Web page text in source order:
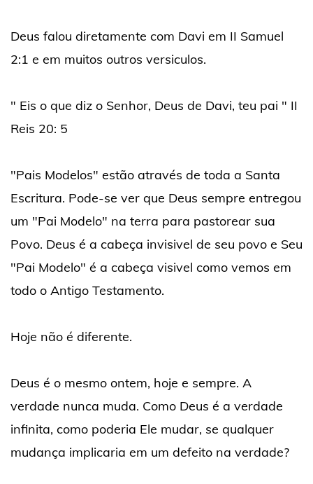
Deus falou diretamente com Davi em II Samuel
2:1 e em muitos outros versiculos.
" Eis o que diz o Senhor, Deus de Davi, teu pai " II
Reis 20: 5
"Pais Modelos" estão através de toda a Santa
Escritura. Pode-se ver que Deus sempre entregou
um "Pai Modelo" na terra para pastorear sua
Povo. Deus é a cabeça invisivel de seu povo e Seu
"Pai Modelo" é a cabeça visivel como vemos em
todo o Antigo Testamento.
Hoje não é diferente.
Deus é o mesmo ontem, hoje e sempre. A
verdade nunca muda. Como Deus é a verdade
infinita, como poderia Ele mudar, se qualquer
mudança implicaria em um defeito na verdade?